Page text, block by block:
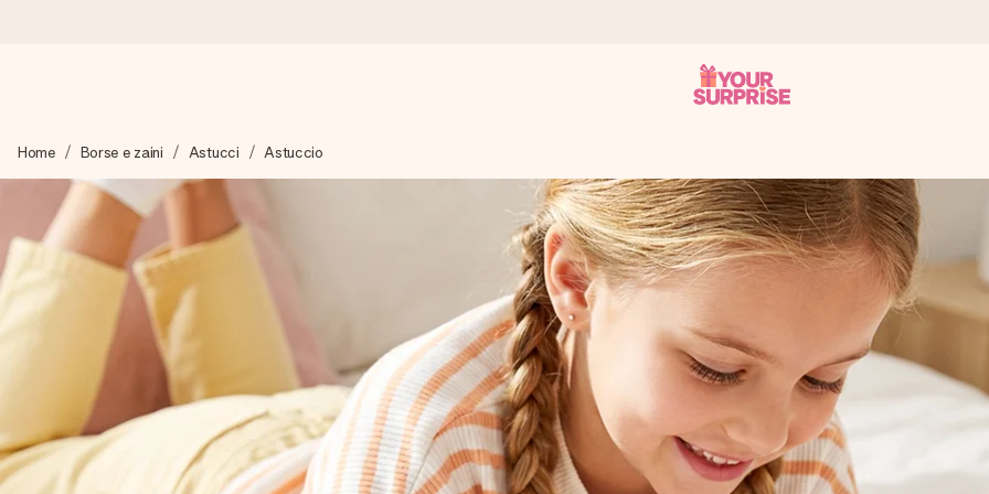
Prepariamo il tuo regalo con attenzione e lo spediamo in un lampo – così potrai consegnarlo al momento giusto, quando conta
4,7 (basato su +15.000 recensioni)
I nostri regali ispirano. I clienti ci valutano 4,7 su Google Reviews.
Biglietto d'auguri gratuito
Realizza qualcosa di unico in pochi passi – con il suo nome, una tua foto o un messaggio che tocchi il cuore. Nessuna
perfetto.
Home Borse e zaini Astucci Astuccio